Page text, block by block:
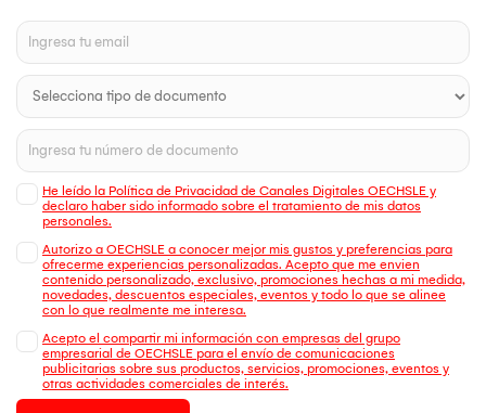
He leído la Política de Privacidad de Canales Digitales OECHSLE y
declaro haber sido informado sobre el tratamiento de mis datos
personales.
Autorizo a OECHSLE a conocer mejor mis gustos y preferencias para
ofrecerme experiencias personalizadas. Acepto que me envien
contenido personalizado, exclusivo, promociones hechas a mi medida,
novedades, descuentos especiales, eventos y todo lo que se alinee
con lo que realmente me interesa.
Acepto el compartir mi información con empresas del grupo
empresarial de OECHSLE para el envío de comunicaciones
publicitarias sobre sus productos, servicios, promociones, eventos y
otras actividades comerciales de interés.